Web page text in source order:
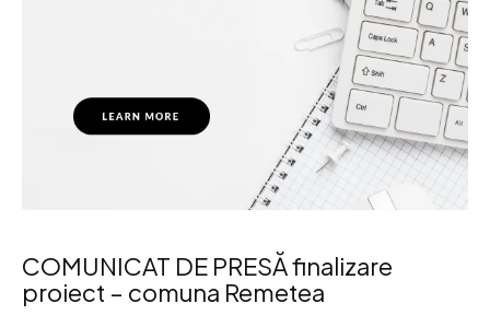
COMUNICAT DE PRESĂ finalizare
proiect – comuna Remetea